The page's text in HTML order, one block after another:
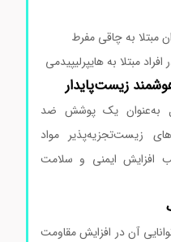
به چاقی مفرط
به‌عنوان یک پوشش ضد
زیست‌تجزیه‌پذیر مواد
ایمنی و سلامت
آن در افزایش مقاومت